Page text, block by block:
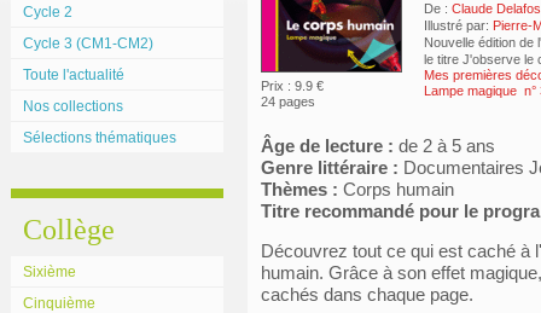
Cycle 2
Cycle 3 (CM1-CM2)
Toute l'actualité
Nos collections
Sélections thématiques
Collège
Sixième
Cinquième
Prix : 9.9 €
24 pages
De : Claude
Illustré par: Pierre-
Nouvelle édition de
le titre J'observe le
Mes premières
Lampe magique n°
Âge de lecture : de 2 à 5 ans
Genre littéraire : Documentaires
Thèmes : Corps humain
Titre recommandé pour le
Découvrez tout ce qui est caché à
humain. Grâce à son effet
cachés dans chaque page.